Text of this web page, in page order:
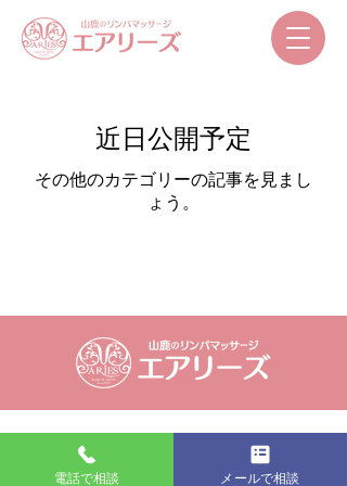
近日公開予定
その他のカテゴリーの記事を見まし
ょう。
電話で相談 メールで相談